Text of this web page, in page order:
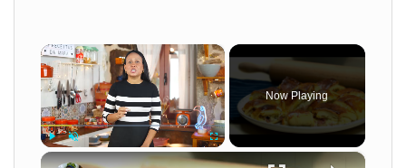
×
Now Playing
×